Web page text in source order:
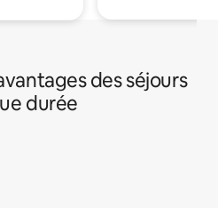
des séjours
durée